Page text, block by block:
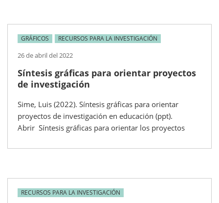
GRÁFICOS RECURSOS PARA LA INVESTIGACIÓN
26 de abril del 2022
Síntesis gráficas para orientar proyectos
de investigación
Sime, Luis (2022). Síntesis gráficas para orientar
proyectos de investigación en educación (ppt).
Abrir Síntesis gráficas para orientar los proyectos
RECURSOS PARA LA INVESTIGACIÓN